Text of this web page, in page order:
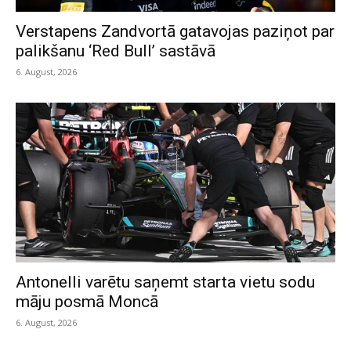
Verstapens Zandvortā gatavojas paziņot par
palikšanu ‘Red Bull’ sastāvā
6. August, 2026
Antonelli varētu saņemt starta vietu sodu
māju posmā Moncā
6. August, 2026